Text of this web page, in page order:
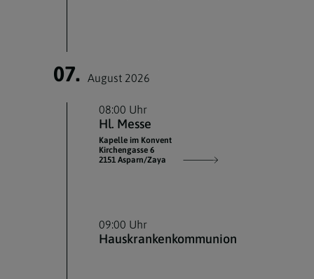
07. August 2026
08:00 Uhr
Hl. Messe
Kapelle im Konvent
Kirchengasse 6
2151 Asparn/Zaya
09:00 Uhr
Hauskrankenkommunion